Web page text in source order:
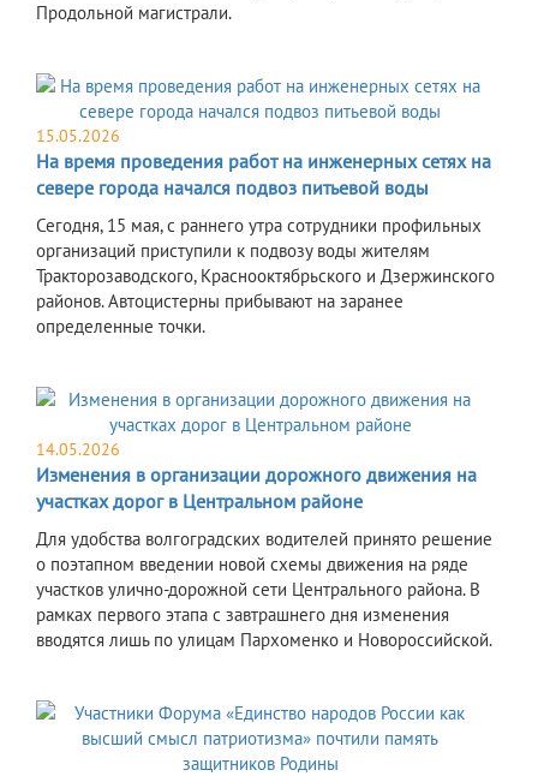
Продольной магистрали.
15.05.2026
На время проведения работ на инженерных сетях на
севере города начался подвоз питьевой воды
Сегодня, 15 мая, с раннего утра сотрудники профильных
организаций приступили к подвозу воды жителям
Тракторозаводского, Краснооктябрьского и Дзержинского
районов. Автоцистерны прибывают на заранее
определенные точки.
14.05.2026
Изменения в организации дорожного движения на
участках дорог в Центральном районе
Для удобства волгоградских водителей принято решение
о поэтапном введении новой схемы движения на ряде
участков улично-дорожной сети Центрального района. В
рамках первого этапа с завтрашнего дня изменения
вводятся лишь по улицам Пархоменко и Новороссийской.